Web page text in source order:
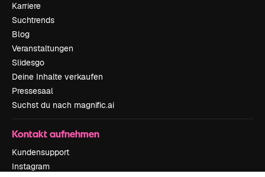
Karriere
Suchtrends
Blog
Veranstaltungen
Slidesgo
Deine Inhalte verkaufen
Pressesaal
Suchst du nach magnific.ai
Kontakt aufnehmen
Kundensupport
Instagram